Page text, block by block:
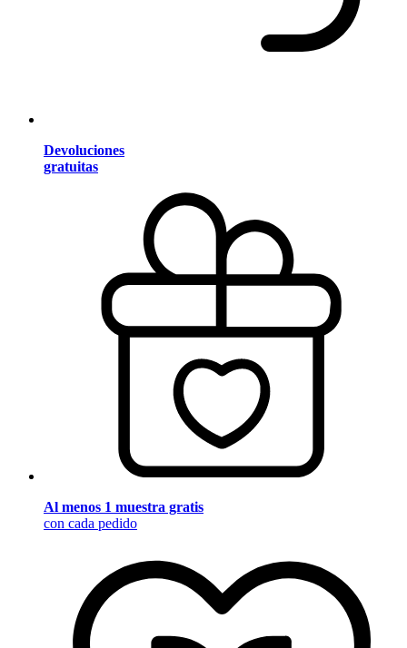
Devoluciones
gratuitas
Al menos 1 muestra gratis
con cada pedido